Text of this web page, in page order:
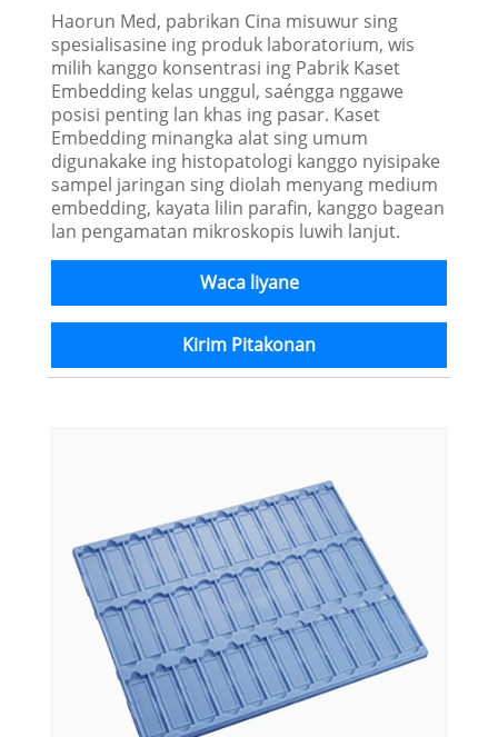
Haorun Med, pabrikan Cina misuwur sing
spesialisasine ing produk laboratorium, wis
milih kanggo konsentrasi ing Pabrik Kaset
Embedding kelas unggul, saéngga nggawe
posisi penting lan khas ing pasar. Kaset
Embedding minangka alat sing umum
digunakake ing histopatologi kanggo nyisipake
sampel jaringan sing diolah menyang medium
embedding, kayata lilin parafin, kanggo bagean
lan pengamatan mikroskopis luwih lanjut.
Waca liyane
Kirim Pitakonan